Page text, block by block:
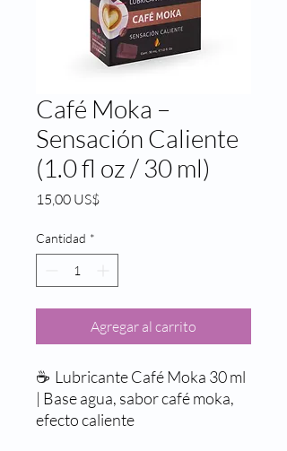
Café Moka –
Sensación Caliente
(1.0 fl oz / 30 ml)
15,00 US$Precio
Cantidad *
Agregar al carrito
☕️ Lubricante Café Moka 30 ml
| Base agua, sabor café moka,
efecto caliente